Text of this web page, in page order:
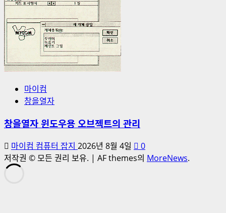
마이컴
창을열자
창을열자 윈도우용 오브젝트의 관리
마이컴 컴퓨터 잡지 2026년 8월 4일
0
저작권 © 모든 권리 보유. | AF themes의 MoreNews.